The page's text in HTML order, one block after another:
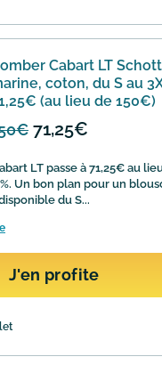
Cabart LT
coton, du S au
(au lieu de 150€)
71,25€
LT passe à 71,25€ au
Un bon plan pour un
du S...
J'en profite